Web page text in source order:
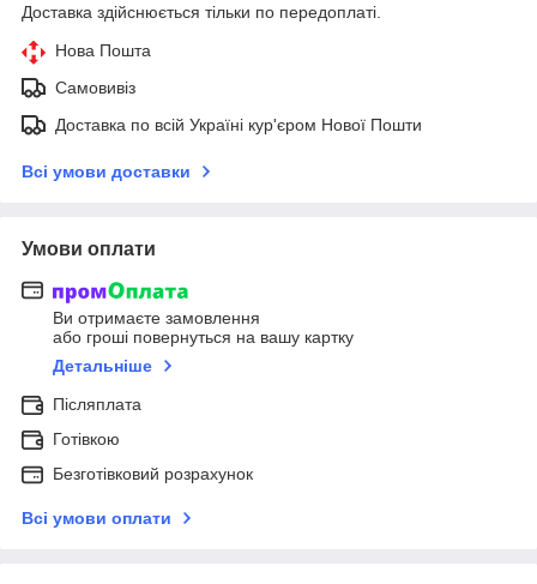
Доставка здійснюється тільки по передоплаті.
Нова Пошта
Самовивіз
Доставка по всій Україні кур'єром Нової Пошти
Всі умови доставки
Умови оплати
Ви отримаєте замовлення
або гроші повернуться на вашу картку
Детальніше
Післяплата
Готівкою
Безготівковий розрахунок
Всі умови оплати